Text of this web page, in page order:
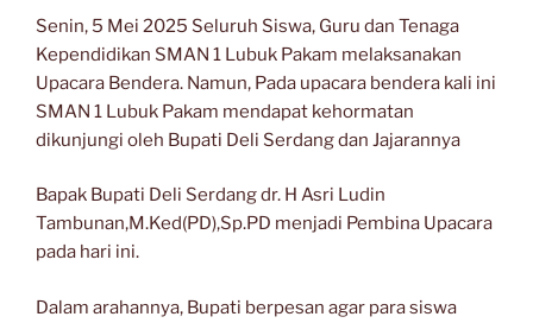
Senin, 5 Mei 2025 Seluruh Siswa, Guru dan Tenaga
Kependidikan SMAN 1 Lubuk Pakam melaksanakan
Upacara Bendera. Namun, Pada upacara bendera kali ini
SMAN 1 Lubuk Pakam mendapat kehormatan
dikunjungi oleh Bupati Deli Serdang dan Jajarannya
Bapak Bupati Deli Serdang dr. H Asri Ludin
Tambunan,M.Ked(PD),Sp.PD menjadi Pembina Upacara
pada hari ini.
Dalam arahannya, Bupati berpesan agar para siswa